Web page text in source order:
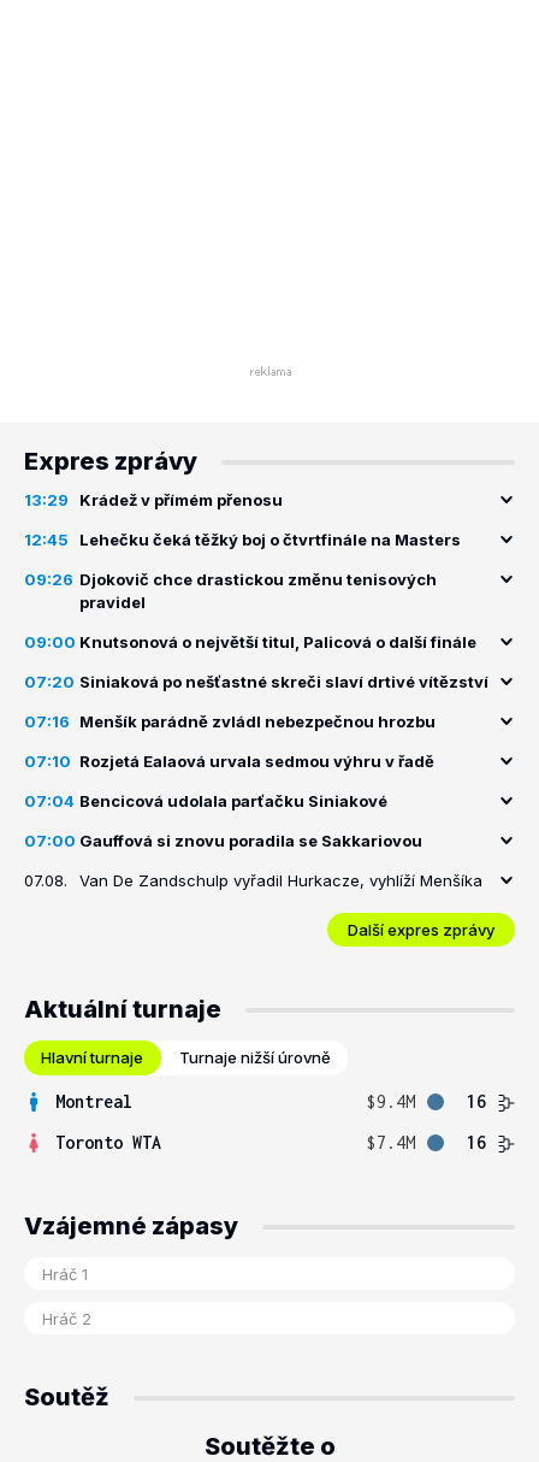
Expres zprávy
13:29 Krádež v přímém přenosu
12:45 Lehečku čeká těžký boj o čtvrtfinále na Masters
09:26 Djokovič chce drastickou změnu tenisových
pravidel
09:00 Knutsonová o největší titul, Palicová o další finále
07:20 Siniaková po nešťastné skreči slaví drtivé vítězství
07:16 Menšík parádně zvládl nebezpečnou hrozbu
07:10 Rozjetá Ealaová urvala sedmou výhru v řadě
07:04 Bencicová udolala parťačku Siniakové
07:00 Gauffová si znovu poradila se Sakkariovou
07.08. Van De Zandschulp vyřadil Hurkacze, vyhlíží Menšíka
Další expres zprávy
Aktuální turnaje
Hlavní turnaje Turnaje nižší úrovně
Montreal $9.4M
16
Toronto WTA
$7.4M 16
Vzájemné zápasy
Soutěž
Soutěžte o